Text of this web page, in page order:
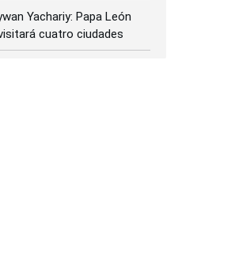
Yachariy: Papa León
cuatro ciudades